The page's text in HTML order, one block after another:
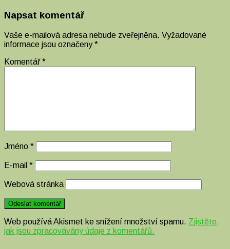
Napsat komentář
Vaše e-mailová adresa nebude zveřejněna. Vyžadované
informace jsou označeny*
Komentář*
Jméno *
E-mail *
Webová stránka
Web používá Akismet ke snížení množství spamu. Zjistěte,
jak jsou zpracovávány údaje z komentářů.